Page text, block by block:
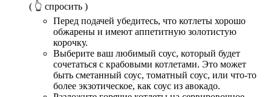
( 👆 спросить )
Перед подачей убедитесь, что котлеты хорошо
обжарены и имеют аппетитную золотистую
корочку.
Выберите ваш любимый соус, который будет
сочетаться с крабовыми котлетами. Это может
быть сметанный соус, томатный соус, или что-то
более экзотическое, как соус из авокадо.